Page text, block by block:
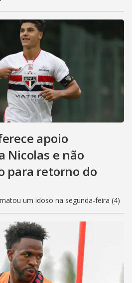
apoio
Nicolas e não
para retorno do
um idoso na segunda-feira (4)